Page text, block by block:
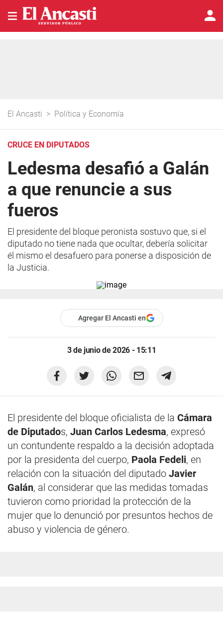
El Ancasti > Política y Economía
CRUCE EN DIPUTADOS
Ledesma desafió a Galán
a que renuncie a sus
fueros
El presidente del bloque peronista sostuvo que, si el
diputado no tiene nada que ocultar, debería solicitar
él mismo el desafuero para ponerse a disposición de
la Justicia.
Agregar El Ancasti en
3 de junio de 2026 - 15:11
El presidente del bloque oficialista de la Cámara
de Diputados, Juan Carlos Ledesma, expresó
un contundente respaldo a la decisión adoptada
por la presidenta del cuerpo, Paola Fedeli, en
relación con la situación del diputado Javier
Galán, al considerar que las medidas tomadas
tuvieron como prioridad la protección de la
mujer que lo denunció por presuntos hechos de
abuso y violencia de género.